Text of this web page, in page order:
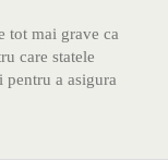
tot mai grave ca
care statele
pentru a asigura